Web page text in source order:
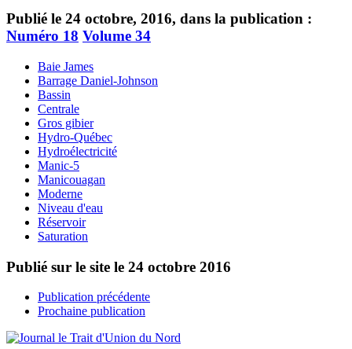
Publié le 24 octobre, 2016, dans la publication :
Numéro 18 Volume 34
Baie James
Barrage Daniel-Johnson
Bassin
Centrale
Gros gibier
Hydro-Québec
Hydroélectricité
Manic-5
Manicouagan
Moderne
Niveau d'eau
Réservoir
Saturation
Publié sur le site le 24 octobre 2016
Publication précédente
Prochaine publication